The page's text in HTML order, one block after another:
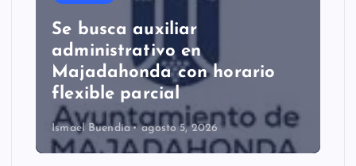
Se busca auxiliar
administrativo en
Majadahonda con horario
flexible parcial
Ismael Buendía agosto 5, 2026